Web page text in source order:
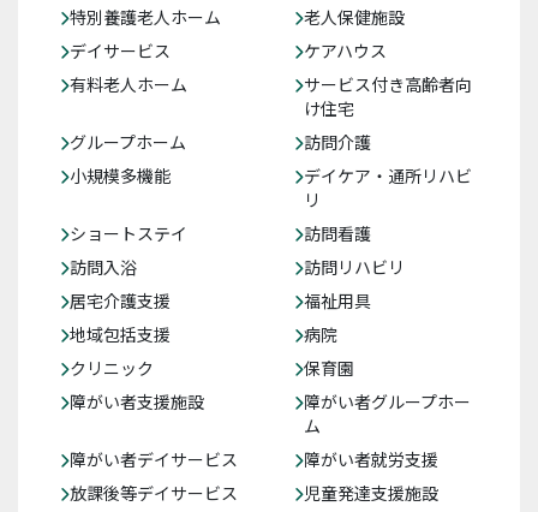
特別養護老人ホーム
老人保健施設
デイサービス
ケアハウス
有料老人ホーム
サービス付き高齢者向
け住宅
グループホーム
訪問介護
小規模多機能
デイケア・通所リハビ
リ
ショートステイ
訪問看護
訪問入浴
訪問リハビリ
居宅介護支援
福祉用具
地域包括支援
病院
クリニック
保育園
障がい者支援施設
障がい者グループホー
ム
障がい者デイサービス
障がい者就労支援
放課後等デイサービス
児童発達支援施設